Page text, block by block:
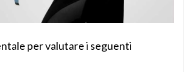
per valutare i seguenti